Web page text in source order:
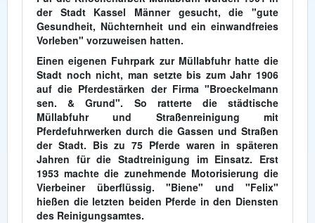
der Stadt Kassel Männer gesucht, die "gute
Gesundheit, Nüchternheit und ein einwandfreies
Vorleben" vorzuweisen hatten.
Einen eigenen Fuhrpark zur Müllabfuhr hatte die
Stadt noch nicht, man setzte bis zum Jahr 1906
auf die Pferdestärken der Firma "Broeckelmann
sen. & Grund". So ratterte die städtische
Müllabfuhr und Straßenreinigung mit
Pferdefuhrwerken durch die Gassen und Straßen
der Stadt. Bis zu 75 Pferde waren in späteren
Jahren für die Stadtreinigung im Einsatz. Erst
1953 machte die zunehmende Motorisierung die
Vierbeiner überflüssig. "Biene" und "Felix"
hießen die letzten beiden Pferde in den Diensten
des Reinigungsamtes.